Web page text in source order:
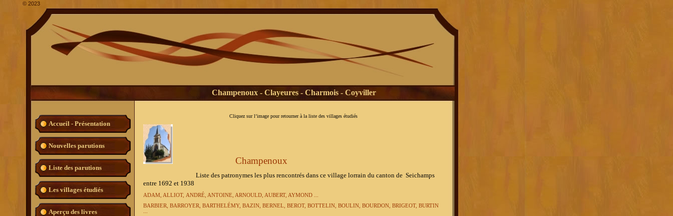
Accueil - Présentation
Nouvelles parutions
Liste des parutions
Les villages étudiés
Aperçu des livres
Cliquez sur l’image pour retourner à la liste des villages étudiés
Champenoux
Liste des patronymes les plus rencontrés dans ce village lorrain du canton de Seichamps
entre 1692 et 1938
ADAM, ALLIOT, ANDRÉ, ANTOINE, ARNOULD, AUBERT, AYMOND ...
BARBIER, BARROYER, BARTHELÉMY, BAZIN, BERNEL, BEROT, BOTTELIN, BOULIN, BOURDON, BRIGEOT, BURTIN
Champenoux - Clayeures - Charmois - Coyviller
© 2023